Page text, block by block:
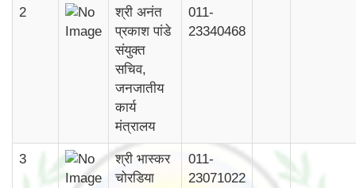
2
श्री अनंत
प्रकाश पांडे
संयुक्त
सचिव,
जनजातीय
कार्य
मंत्रालय
011-
23340468
3
श्री भास्कर
चोरडिया
011-
23071022